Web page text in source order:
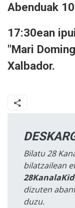
Abenduak
17:30ean
"Mari
Xalbador.
Bilatu 28
bilatzailean
dizuten
duzu.